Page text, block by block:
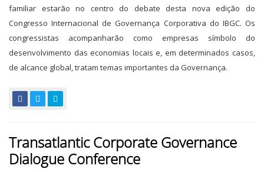
familiar estarão no centro do debate desta nova edição do
Congresso Internacional de Governança Corporativa do IBGC. Os
congressistas acompanharão como empresas símbolo do
desenvolvimento das economias locais e, em determinados casos,
de alcance global, tratam temas importantes da Governança.
Transatlantic Corporate Governance
Dialogue Conference